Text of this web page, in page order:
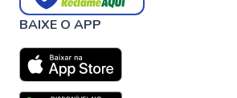
BAIXE O APP